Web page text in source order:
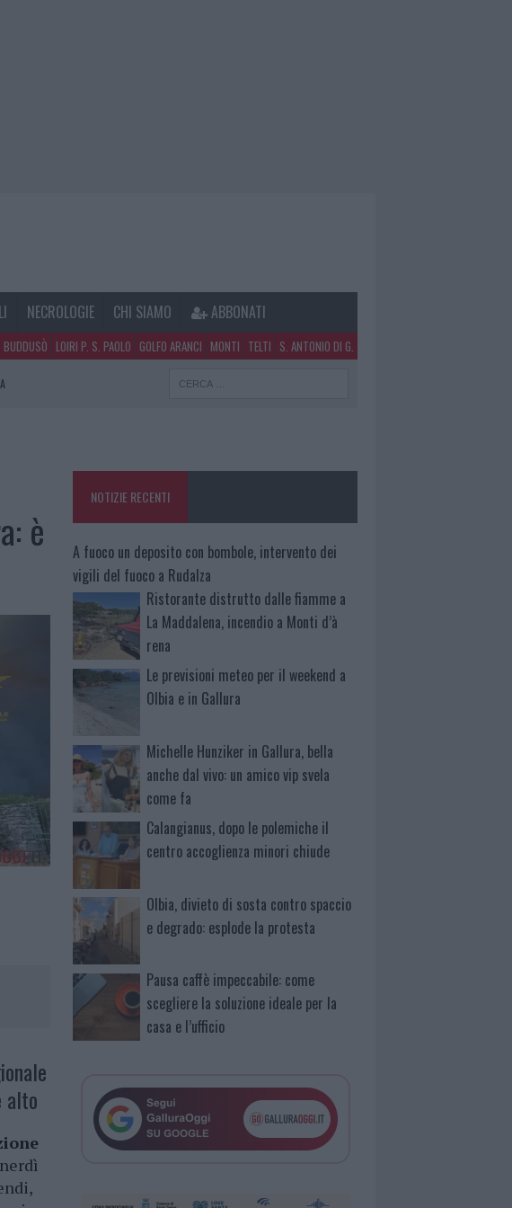
NECROLOGIE CHI SIAMO ABBONATI
BUDDUSÒ LOIRI P. S. PAOLO GOLFO ARANCI MONTI TELTI S. ANTONIO DI G.
è
alto
NOTIZIE RECENTI
A fuoco un deposito con bombole, intervento dei
vigili del fuoco a Rudalza
Ristorante distrutto dalle fiamme a
La Maddalena, incendio a Monti d’à
rena
Le previsioni meteo per il weekend a
Olbia e in Gallura
Michelle Hunziker in Gallura, bella
anche dal vivo: un amico vip svela
come fa
Calangianus, dopo le polemiche il
centro accoglienza minori chiude
Olbia, divieto di sosta contro spaccio
e degrado: esplode la protesta
Pausa caffè impeccabile: come
scegliere la soluzione ideale per la
casa e l’ufficio